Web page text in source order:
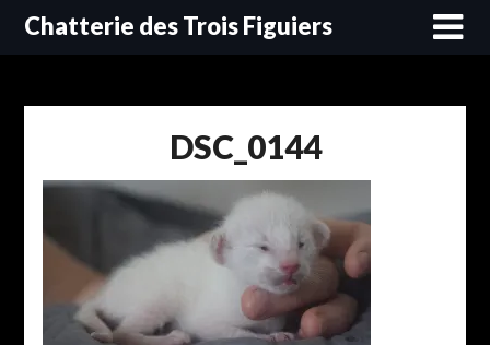
SkipChatterie des Trois Figuiers
DSC_0144